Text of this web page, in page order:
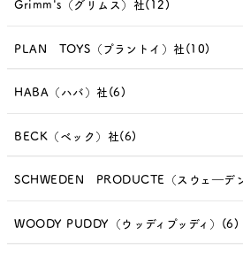
Grimm's（グリムス）社(12)
PLAN TOYS（プラントイ）社(10)
HABA（ハバ）社(6)
BECK（ベック）社(6)
SCHWEDEN PRODUCTE（スウェ―デ
WOODY PUDDY（ウッディプッディ）(6)